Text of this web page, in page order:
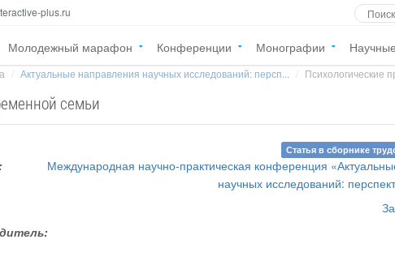
plus.ru
Молодежный марафон Конференции Монографии
Актуальные направления научных исследований: персп... Психологические
семьи
Статья в сборнике
Международная научно-практическая конференция
научных исследований: